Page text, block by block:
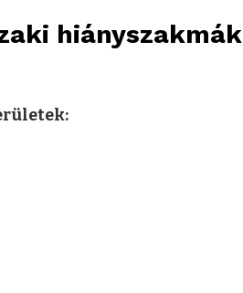
hiányszakmák